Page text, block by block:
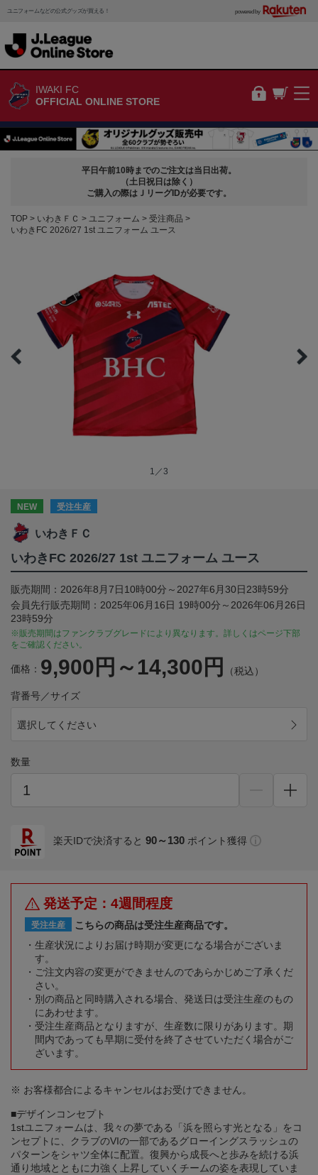
ユニフォームなどの公式グッズが買える！ powered by
IWAKI FC
OFFICIAL ONLINE STORE
平日午前10時までのご注文は当日出荷。
（土日祝日は除く）
ご購入の際はＪリーグIDが必要です。
TOP いわきＦＣ ユニフォーム
受注商品
いわきFC 2026/27 1st ユニフォーム ユース
1／3
NEW 受注生産
いわきＦＣ
いわきFC 2026/27 1st ユニフォーム ユース
販売期間：2026年8月7日10時00分～2027年6月30日23時59分
会員先行販売期間：2025年06月16日 19時00分～2026年06月26日
23時59分
※販売期間はファンクラブグレードにより異なります。詳しくはページ下部
をご確認ください。
価格： 9,900円～14,300円 （税込）
背番号／サイズ
選択してください
数量
楽天IDで決済すると 90～130 ポイント獲得
発送予定：4週間程度
受注生産
こちらの商品は受注生産商品です。
生産状況によりお届け時期が変更になる場合がございま
す。
ご注文内容の変更ができませんのであらかじめご了承くだ
さい。
別の商品と同時購入される場合、発送日は受注生産のもの
にあわせます。
受注生産商品となりますが、生産数に限りがあります。期
間内であっても早期に受付を終了させていただく場合がご
ざいます。
※ お客様都合によるキャンセルはお受けできません。
■デザインコンセプト
1stユニフォームは、我々の夢である「浜を照らす光となる」をコ
ンセプトに、クラブのVIの一部であるグローイングスラッシュの
パターンをシャツ全体に配置。復興から成長へと歩みを続ける浜
通り地域とともに力強く上昇していくチームの姿を表現していま